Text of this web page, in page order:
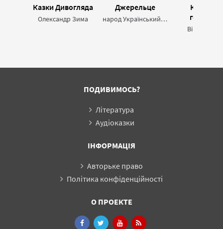
Казки Дивогляда
Олександр Зима
Джерельце
народ Український,народ Естонський,народ Казахський,народ Грузинський,народ Азербайджанський
Віктор
ПОДИВИМОСЬ?
Література
Аудіоказки
ІНФОРМАЦІЯ
Авторьке право
Політика конфіденційності
О ПРОЕКТЕ